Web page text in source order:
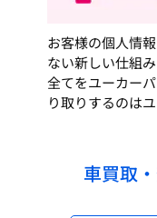
お客様の個人情
ない新しい仕組
全てをユーカー
り取りするのは
車買取